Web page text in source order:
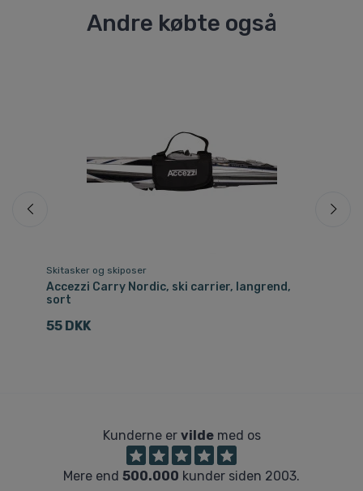
Andre købte også
Skitasker og skiposer
Accezzi Carry Nordic, ski carrier, langrend,
sort
55 DKK
Kunderne er vildemed os
Mere end 500.000 kunder siden 2003.